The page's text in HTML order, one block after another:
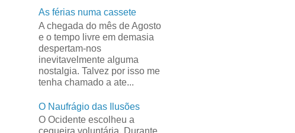
As férias numa cassete
A chegada do mês de Agosto
e o tempo livre em demasia
despertam-nos
inevitavelmente alguma
nostalgia. Talvez por isso me
tenha chamado a ate...
O Naufrágio das Ilusões
O Ocidente escolheu a